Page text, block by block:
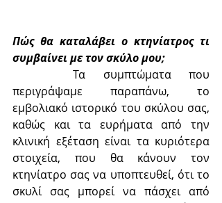
Πώς θα καταλάβει ο κτηνίατρος τι
συμβαίνει με τον σκύλο μου;
περιγράψαμε παραπάνω, το
εμβολιακό ιστορικό του σκύλου σας,
καθώς και τα ευρήματα από την
κλινική εξέταση είναι τα κυριότερα
στοιχεία, που θα κάνουν τον
κτηνίατρο σας να υποπτευθεί, ότι το
σκυλί σας μπορεί να πάσχει από